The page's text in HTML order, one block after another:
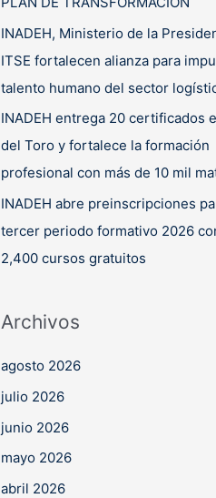
INADEH, Ministerio de la
ITSE fortalecen alianza para
talento humano del sector
INADEH entrega 20 certificados
del Toro y fortalece la formación
profesional con más de 10 mil
INADEH abre preinscripciones
tercer periodo formativo 2026
2,400 cursos gratuitos
Archivos
agosto 2026
julio 2026
junio 2026
mayo 2026
abril 2026